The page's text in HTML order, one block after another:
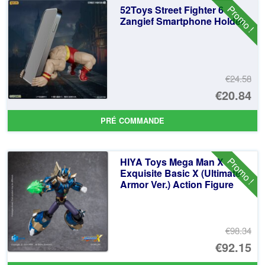
Promo !
52Toys Street Fighter 6
Zangief Smartphone Holder
€24.58
Le
€20.84
Le
PRÉ COMMANDE
Promo !
HIYA Toys Mega Man X
Exquisite Basic X (Ultimate
Armor Ver.) Action Figure
€98.34
Le
€92.15